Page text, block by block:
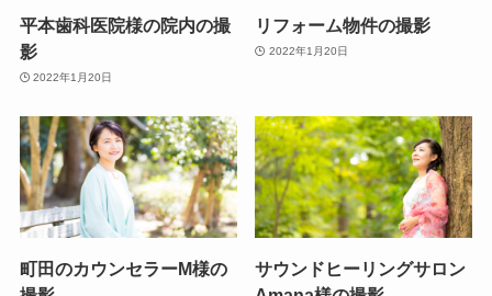
平本歯科医院様の院内の撮
影
2022年1月20日
リフォーム物件の撮影
2022年1月20日
町田のカウンセラーM様の
サウンドヒーリングサロン